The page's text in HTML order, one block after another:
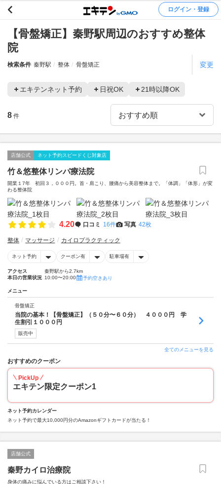
ログイン・登録
【骨盤矯正】秦野駅周辺のおすすめ整体
院
検索条件 秦野駅 整体 骨盤矯正 変更
エキテンネット予約 日祝OK 21時以降OK
8 件
店舗公式 ネット予約スピードくじ対象店
竹＆悠整体リンパ療法院
開業１7年 初回３，０００円。首・肩こり、腰痛から美容整体まで。「体調」「体形」が変
わる整体院
4.20 口コミ 16件 写真 42枚
整体 マッサージ カイロプラクティック
ネット予約 クーポン有 駐車場有
アクセス
秦野駅から2.7km
本日の営業状況 10:00〜20:00 予約空きあり
メニュー
骨盤矯正
当院の基本！【骨盤矯正】（５０分〜６０分） ４０００円 学
生割引１０００円
販売中
全てのメニューを見る
おすすめのクーポン
PickUp
エキテン限定クーポン1
ネット予約カレンダー
ネット予約で最大10,000円分のAmazonギフトカードが当たる！
店舗公式
秦野カイロ治療院
身体の痛みに悩んでいる方はご相談下さい！